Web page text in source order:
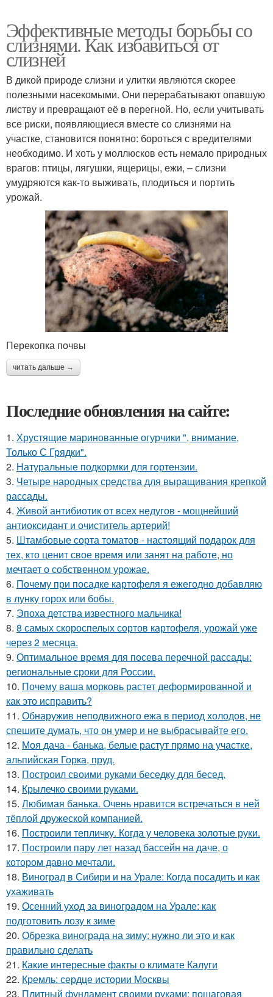
Эффективные методы борьбы со
слизнями. Как избавиться от
слизней
В дикой природе слизни и улитки являются скорее
полезными насекомыми. Они перерабатывают опавшую
листву и превращают её в перегной. Но, если учитывать
все риски, появляющиеся вместе со слизнями на
участке, становится понятно: бороться с вредителями
необходимо. И хоть у моллюсков есть немало природных
врагов: птицы, лягушки, ящерицы, ежи, – слизни
умудряются как-то выживать, плодиться и портить
урожай.
Перекопка почвы
читать дальше →
Последние обновления на сайте:
1. Хрустящие маринованные огурчики ", внимание,
Только С Грядки".
2. Натуральные подкормки для гортензии.
3. Четыре народных средства для выращивания крепкой
рассады.
4. Живой антибиотик от всех недугов - мощнейший
антиоксидант и очиститель артерий!
5. Штамбовые сорта томатов - настоящий подарок для
тех, кто ценит свое время или занят на работе, но
мечтает о собственном урожае.
6. Почему при посадке картофеля я ежегодно добавляю
в лунку горох или бобы.
7. Эпоха детства известного мальчика!
8. 8 самых скороспелых сортов картофеля, урожай уже
через 2 месяца.
9. Оптимальное время для посева перечной рассады:
региональные сроки для России.
10. Почему ваша морковь растет деформированной и
как это исправить?
11. Обнаружив неподвижного ежа в период холодов, не
спешите думать, что он умер и не выбрасывайте его.
12. Моя дача - банька, белые растут прямо на участке,
альпийская Горка, пруд.
13. Построил своими руками беседку для бесед.
14. Крылечко своими руками.
15. Любимая банька. Очень нравится встречаться в ней
тёплой дружеской компанией.
16. Построили тепличку. Когда у человека золотые руки.
17. Построили пару лет назад бассейн на даче, о
котором давно мечтали.
18. Виноград в Сибири и на Урале: Когда посадить и как
ухаживать
19. Осенний уход за виноградом на Урале: как
подготовить лозу к зиме
20. Обрезка винограда на зиму: нужно ли это и как
правильно сделать
21. Какие интересные факты о климате Калуги
22. Кремль: сердце истории Москвы
23. Плитный фундамент своими руками: пошаговая